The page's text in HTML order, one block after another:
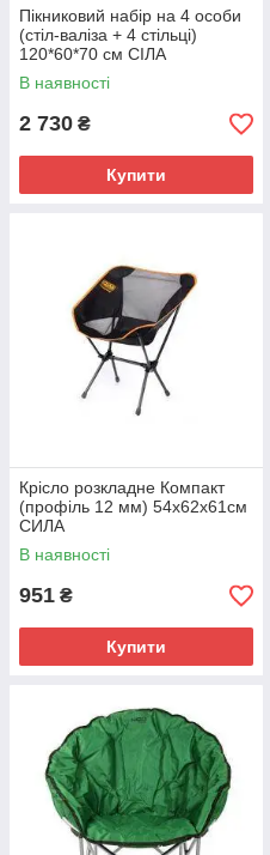
Пікниковий набір на 4 особи
(стіл-валіза + 4 стільці)
120*60*70 см СІЛА
В наявності
2 730 ₴
Купити
Крісло розкладне Компакт
(профіль 12 мм) 54х62х61см
СИЛА
В наявності
951 ₴
Купити